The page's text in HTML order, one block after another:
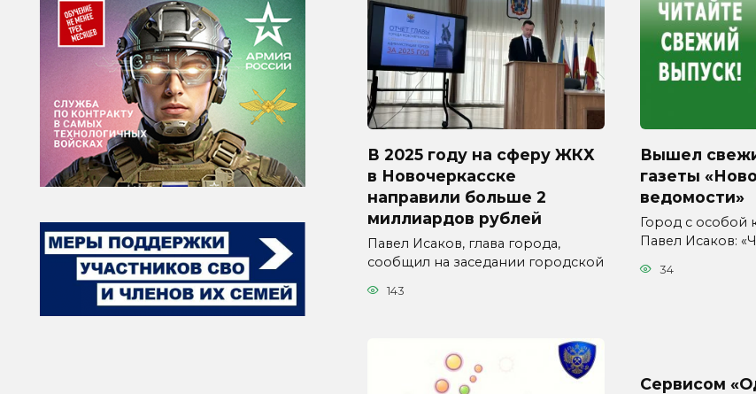
В 2025 году на сферу ЖКХ
в Новочеркасске
направили больше 2
миллиардов рублей
Павел Исаков, глава города,
сообщил на заседании городской
143
Вышел
газеты
ведомости»
Город с особой
Павел Исаков:
34
Сервисом